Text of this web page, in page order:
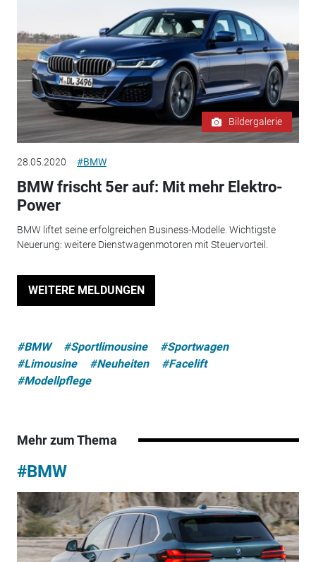
Bildergalerie
28.05.2020 #BMW
BMW frischt 5er auf: Mit mehr Elektro-
Power
BMW liftet seine erfolgreichen Business-Modelle. Wichtigste
Neuerung: weitere Dienstwagenmotoren mit Steuervorteil.
WEITERE MELDUNGEN
#BMW #Sportlimousine
#Sportwagen
#Limousine
#Neuheiten
#Facelift
#Modellpflege
Mehr zum Thema
#BMW